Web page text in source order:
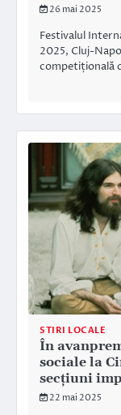
26 mai 2025
Festivalul
2025, Cluj-
competițională
STIRI LOCALE
În
sociale la
secțiuni
22 mai 2025